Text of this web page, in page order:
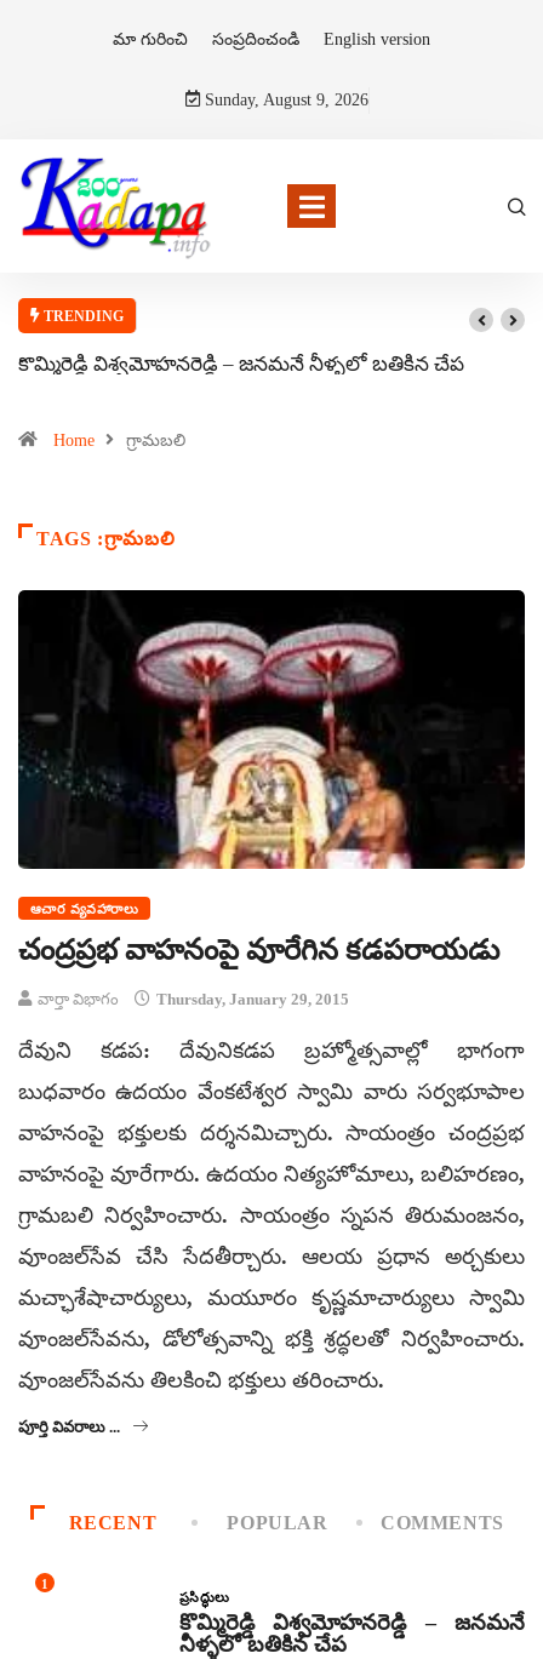
మా గురించి సంప్రదించండి English version
Sunday, August 9, 2026
TRENDING
కొమ్మిరెడ్డి విశ్వమోహనరెడ్డి – జనమనే నీళ్ళలో బతికిన చేప
Home గ్రామబలి
TAGS :గ్రామబలి
ఆచార వ్యవహారాలు
చంద్రప్రభ వాహనంపై వూరేగిన కడపరాయడు
వార్తా విభాగం Thursday, January 29, 2015
దేవుని కడప: దేవునికడప బ్రహ్మోత్సవాల్లో భాగంగా
బుధవారం ఉదయం వేంకటేశ్వర స్వామి వారు సర్వభూపాల
వాహనంపై భక్తులకు దర్శనమిచ్చారు. సాయంత్రం చంద్రప్రభ
వాహనంపై వూరేగారు. ఉదయం నిత్యహోమాలు, బలిహరణం,
గ్రామబలి నిర్వహించారు. సాయంత్రం స్నపన తిరుమంజనం,
వూంజల్‌సేవ చేసి సేదతీర్చారు. ఆలయ ప్రధాన అర్చకులు
మచ్ఛాశేషాచార్యులు, మయూరం కృష్ణమాచార్యులు స్వామి
వూంజల్‌సేవను, డోలోత్సవాన్ని భక్తి శ్రద్ధలతో నిర్వహించారు.
వూంజల్‌సేవను తిలకించి భక్తులు తరించారు.
పూర్తి వివరాలు ...
RECENT POPULAR COMMENTS
1
ప్రసిద్ధులు
కొమ్మిరెడ్డి విశ్వమోహనరెడ్డి – జనమనే
నీళ్ళలో బతికిన చేప